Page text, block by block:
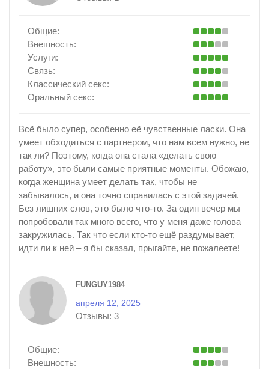
Общие:
Внешность:
Услуги:
Связь:
Классический секс:
Оральный секс:
Всё было супер, особенно её чувственные ласки. Она
умеет обходиться с партнером, что нам всем нужно, не
так ли? Поэтому, когда она стала «делать свою
работу», это были самые приятные моменты. Обожаю,
когда женщина умеет делать так, чтобы не
забывалось, и она точно справилась с этой задачей.
Без лишних слов, это было что-то. За один вечер мы
попробовали так много всего, что у меня даже голова
закружилась. Так что если кто-то ещё раздумывает,
идти ли к ней – я бы сказал, прыгайте, не пожалеете!
FUNGUY1984
апреля 12, 2025
Отзывы: 3
Общие:
Внешность: